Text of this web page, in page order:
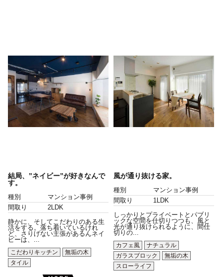
結局、”ネイビー”が好きなんで
す。
種別
マンション事例
間取り
2LDK
静かに、そしてこだわりのある生
活をする。落ち着いているけれ
ど、さりげない主張があるんネイ
ビーは、...
こだわりキッチン
無垢の木
タイル
風が通り抜ける家。
種別
マンション事例
間取り
1LDK
しっかりとプライベートとパブリ
ックな空間を仕切りつつも、風と
光が通り抜けられるように、間仕
切りの...
カフェ風
ナチュラル
ガラスブロック
無垢の木
スローライフ